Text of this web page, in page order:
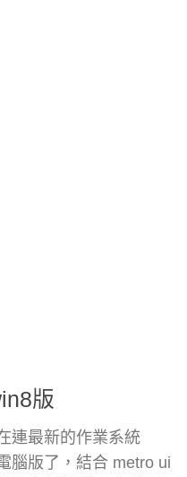
版
連最新的作業系統
腦版了，結合 metro ui